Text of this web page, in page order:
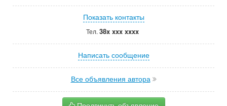
Показать контакты
Тел. 38x xxx xxxx
Написать сообщение
Все объявления автора